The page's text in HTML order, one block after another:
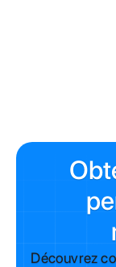
Découvrez